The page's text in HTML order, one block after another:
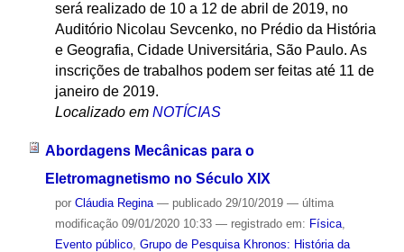
será realizado de 10 a 12 de abril de 2019, no
Auditório Nicolau Sevcenko, no Prédio da História
e Geografia, Cidade Universitária, São Paulo. As
inscrições de trabalhos podem ser feitas até 11 de
janeiro de 2019.
Localizado em NOTÍCIAS
Abordagens Mecânicas para o
Eletromagnetismo no Século XIX
por Cláudia Regina — publicado29/10/2019 — última
modificação09/01/2020 10:33 — registrado em: Física,
Evento público, Grupo de Pesquisa Khronos: História da